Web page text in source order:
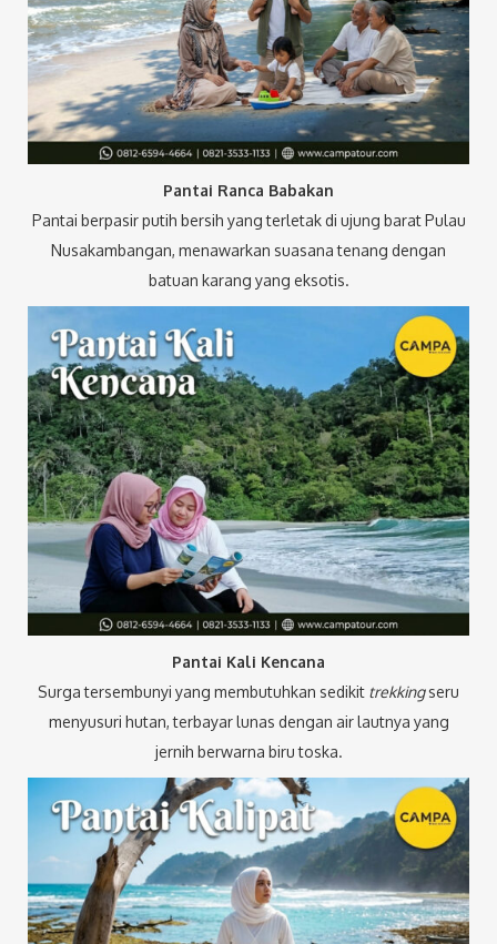
Pantai Ranca Babakan
Pantai berpasir putih bersih yang terletak di ujung barat Pulau
Nusakambangan, menawarkan suasana tenang dengan
batuan karang yang eksotis.
Pantai Kali Kencana
Surga tersembunyi yang membutuhkan sedikit trekkingseru
menyusuri hutan, terbayar lunas dengan air lautnya yang
jernih berwarna biru toska.